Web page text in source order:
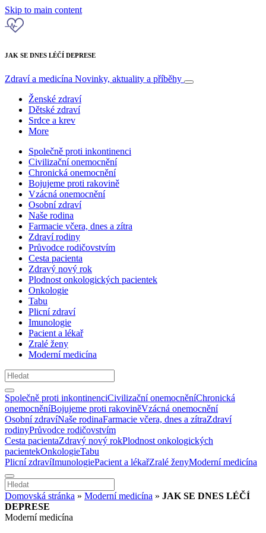
Skip to main content
JAK SE DNES LÉČÍ DEPRESE
Zdraví a medicína Novinky, aktuality a příběhy
Ženské zdraví
Dětské zdraví
Srdce a krev
More
Společně proti inkontinenci
Civilizační onemocnění
Chronická onemocnění
Bojujeme proti rakovině
Vzácná onemocnění
Osobní zdraví
Naše rodina
Farmacie včera, dnes a zítra
Zdraví rodiny
Průvodce rodičovstvím
Cesta pacienta
Zdravý nový rok
Plodnost onkologických pacientek
Onkologie
Tabu
Plicní zdraví
Imunologie
Pacient a lékař
Zralé ženy
Moderní medicína
Společně proti inkontinenciCivilizační onemocněníChronická
onemocněníBojujeme proti rakoviněVzácná onemocnění
Osobní zdravíNaše rodinaFarmacie včera, dnes a zítraZdraví
rodinyPrůvodce rodičovstvím
Cesta pacientaZdravý nový rokPlodnost onkologických
pacientekOnkologieTabu
Plicní zdravíImunologiePacient a lékařZralé ženyModerní medicína
Domovská stránka » Moderní medicína » JAK SE DNES LÉČÍ
DEPRESE
Moderní medicína